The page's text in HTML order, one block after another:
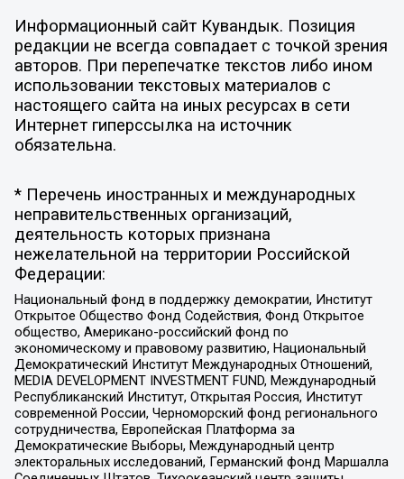
Информационный сайт Кувандык. Позиция
редакции не всегда совпадает с точкой зрения
авторов. При перепечатке текстов либо ином
использовании текстовых материалов с
настоящего сайта на иных ресурсах в сети
Интернет гиперссылка на источник
обязательна.
* Перечень иностранных и международных
неправительственных организаций,
деятельность которых признана
нежелательной на территории Российской
Федерации:
Национальный фонд в поддержку демократии, Институт
Открытое Общество Фонд Содействия, Фонд Открытое
общество, Американо-российский фонд по
экономическому и правовому развитию, Национальный
Демократический Институт Международных Отношений,
MEDIA DEVELOPMENT INVESTMENT FUND, Международный
Республиканский Институт, Открытая Россия, Институт
современной России, Черноморский фонд регионального
сотрудничества, Европейская Платформа за
Демократические Выборы, Международный центр
электоральных исследований, Германский фонд Маршалла